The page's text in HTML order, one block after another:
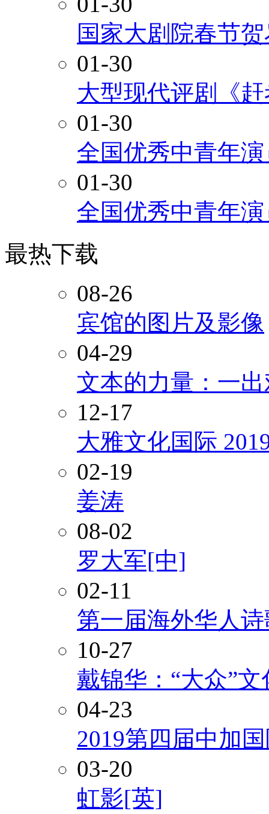
国家大剧院春节
01-30
大型现代评剧《
01-30
全国优秀中青年
01-30
全国优秀中青年
最热下载
08-26
宾馆的图片及影像
04-29
文本的力量：一
12-17
大雅文化国际
02-19
姜涛
08-02
罗大军[中]
02-11
第一届海外华人
10-27
戴锦华：“大众”
04-23
2019第四届中加
03-20
虹影[英]